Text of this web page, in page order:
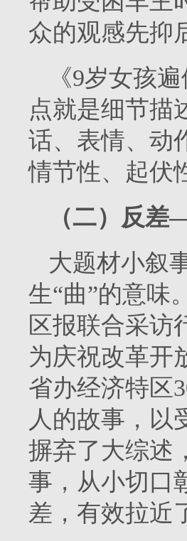
众的观感先抑
《9岁女孩
点就是细节描
话、表情、动
情节性、起伏
（二）反
大题材小叙
生“曲”的意味
区报联合采访
为庆祝改革开
省办经济特区
人的故事，以
摒弃了大综述
事，从小切口
差，有效拉近